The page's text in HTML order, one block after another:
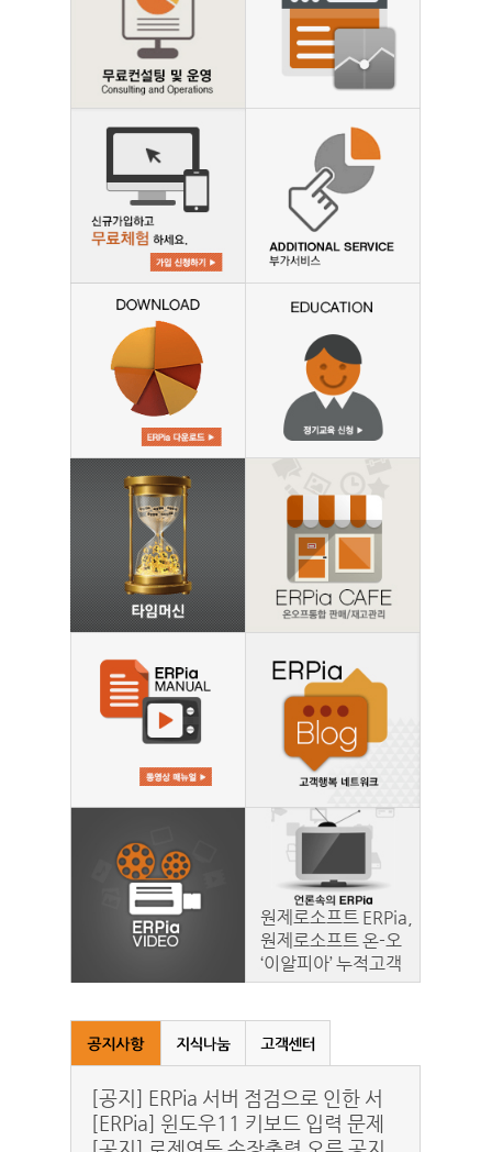
원제로소프트 ERPia,
대리점..
원제로소프트 온-오
프 통합관..
‘이알피아’ 누적고객
3000..
[공지] ERPia 서버 점검으로 인한 서
비스 일시 중..
[ERPia] 윈도우11 키보드 입력 문제
관련 건.